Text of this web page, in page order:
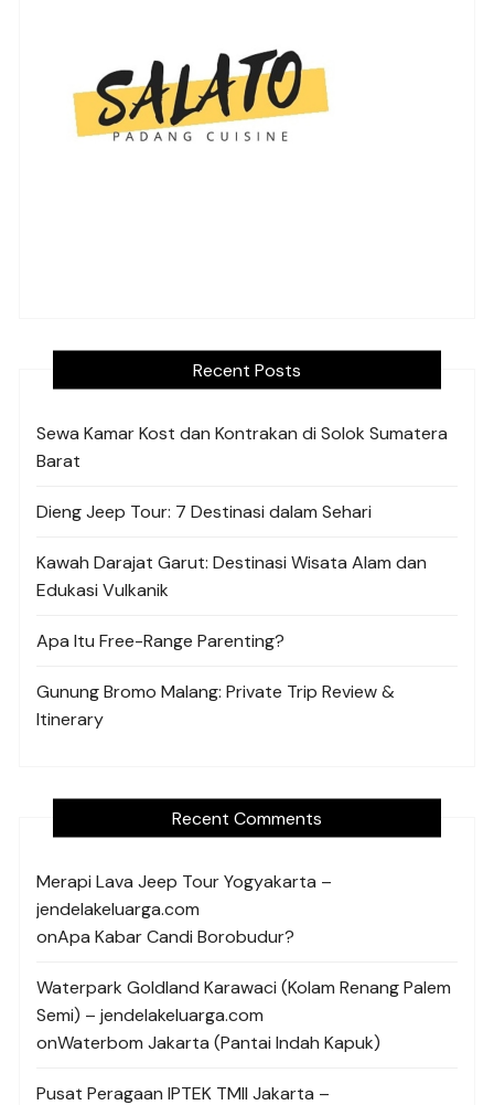
Recent Posts
Sewa Kamar Kost dan Kontrakan di Solok Sumatera
Barat
Dieng Jeep Tour: 7 Destinasi dalam Sehari
Kawah Darajat Garut: Destinasi Wisata Alam dan
Edukasi Vulkanik
Apa Itu Free-Range Parenting?
Gunung Bromo Malang: Private Trip Review &
Itinerary
Recent Comments
Merapi Lava Jeep Tour Yogyakarta –
jendelakeluarga.com
onApa Kabar Candi Borobudur?
Waterpark Goldland Karawaci (Kolam Renang Palem
Semi) – jendelakeluarga.com
onWaterbom Jakarta (Pantai Indah Kapuk)
Pusat Peragaan IPTEK TMII Jakarta –